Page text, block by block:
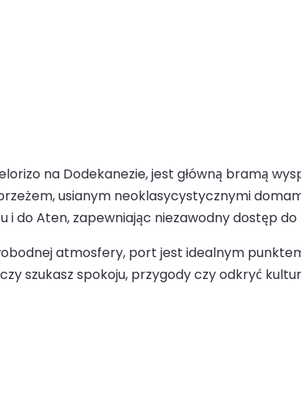
na Dodekanezie, jest główną bramą
usianym neoklasycystycznymi
i do Aten, zapewniając niezawodny dostęp
atmosfery, port jest idealnym
czy szukasz spokoju, przygody czy odkryć